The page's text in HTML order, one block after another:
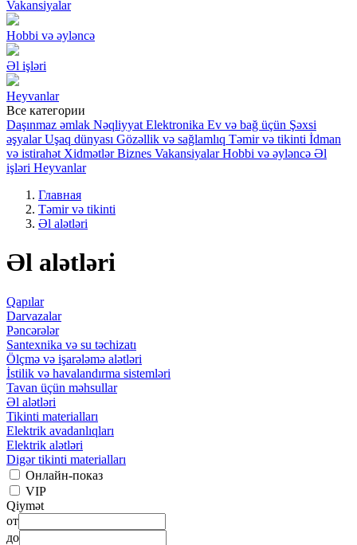
Vakansiyalar
Hobbi və əyləncə
Əl işləri
Heyvanlar
Все категории
Daşınmaz əmlak Nəqliyyat Elektronika Ev və bağ üçün Şəxsi
əşyalar Uşaq dünyası Gözəllik və sağlamlıq Təmir və tikinti İdman
və istirahət Xidmətlər Biznes Vakansiyalar Hobbi və əyləncə Əl
işləri Heyvanlar
Главная
Təmir və tikinti
Əl alətləri
Əl alətləri
Qapılar
Darvazalar
Pəncərələr
Santexnika və su təchizatı
Ölçmə və işarələmə alətləri
İstilik və havalandırma sistemləri
Tavan üçün məhsullar
Əl alətləri
Tikinti materialları
Elektrik avadanlıqları
Elektrik alətləri
Digər tikinti materialları
Онлайн-показ
VIP
Qiymət
от
до